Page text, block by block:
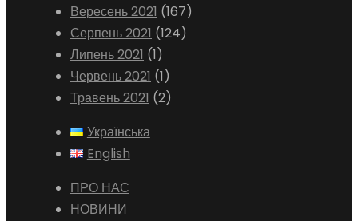
Вересень 2021 (167)
Серпень 2021 (124)
Липень 2021 (1)
Червень 2021 (1)
Травень 2021 (2)
Українська
English
ПРО НАС
НОВИНИ